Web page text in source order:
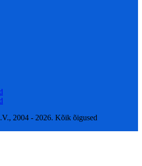
2004 - 2026. Kõik õigused